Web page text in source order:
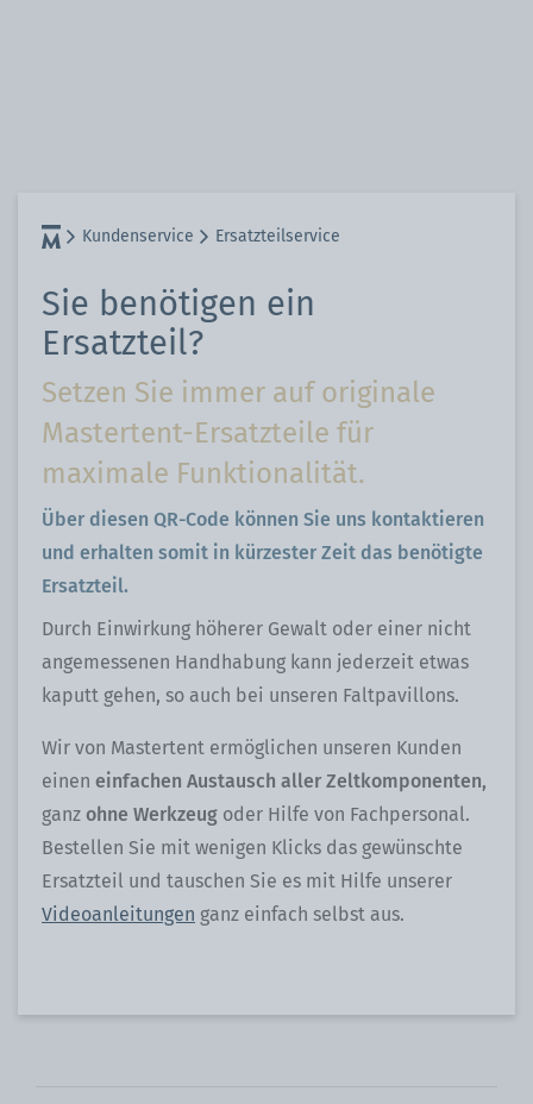
Kundenservice Ersatzteilservice
Sie benötigen ein
Ersatzteil?
Setzen Sie immer auf originale
Mastertent-Ersatzteile für
maximale Funktionalität.
Über diesen QR-Code können Sie uns kontaktieren
und erhalten somit in kürzester Zeit das benötigte
Ersatzteil.
Durch Einwirkung höherer Gewalt oder einer nicht
angemessenen Handhabung kann jederzeit etwas
kaputt gehen, so auch bei unseren Faltpavillons.
Wir von Mastertent ermöglichen unseren Kunden
einen einfachen Austausch aller Zeltkomponenten,
ganz ohne Werkzeug oder Hilfe von Fachpersonal.
Bestellen Sie mit wenigen Klicks das gewünschte
Ersatzteil und tauschen Sie es mit Hilfe unserer
Videoanleitungen ganz einfach selbst aus.